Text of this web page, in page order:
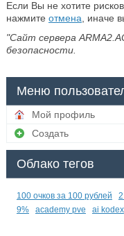
Если Вы не хотите
нажмите отмена , иначе
"Сайт сервера
безопасности.
Меню
Мой профиль
Создать
Облако тегов
100 очков за 100 рублей
9%
academy pve ai kodex